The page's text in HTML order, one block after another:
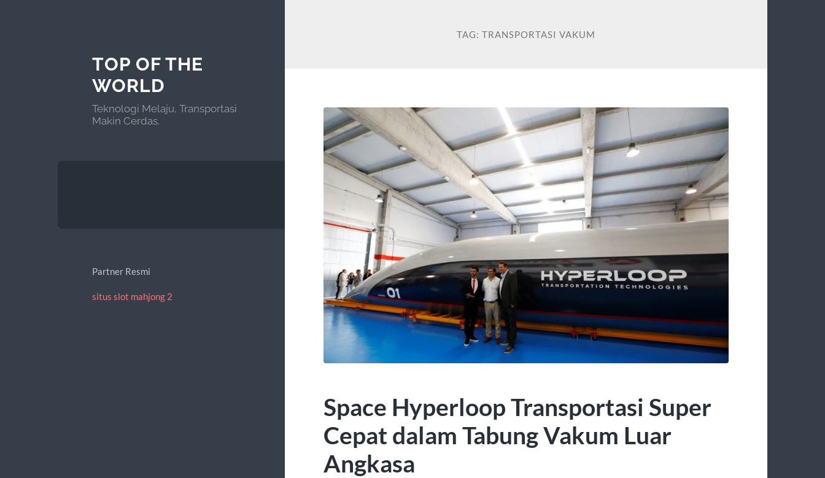
TOP OF THE
WORLD
Teknologi Melaju, Transportasi
Makin Cerdas.
Partner Resmi
situs slot mahjong 2
TAG: TRANSPORTASI VAKUM
Space Hyperloop Transportasi Super
Cepat dalam Tabung Vakum Luar
Angkasa